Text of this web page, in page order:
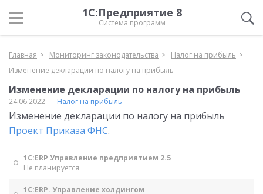
1С:Предприятие 8
Система программ
Главная Мониторинг законодательства
Налог на прибыль
Изменение декларации по налогу на прибыль
Изменение декларации по налогу на прибыль
24.06.2022 Налог на прибыль
Изменение декларации по налогу на прибыль
Проект Приказа ФНС.
1С:ERP Управление предприятием 2.5
Не планируется
1С:ERP. Управление холдингом